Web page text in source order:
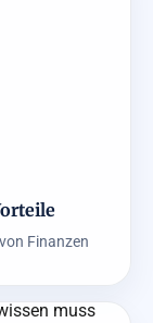
Finanzen